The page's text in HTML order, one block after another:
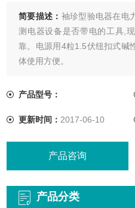
简要描述： 袖珍型验电器在电
测电器设备是否带电的工具,
靠。电源用4粒1.5伏纽扣式碱
体使用方便。
产品型号：
更新时间： 2017-06-10
产品咨询
产品分类